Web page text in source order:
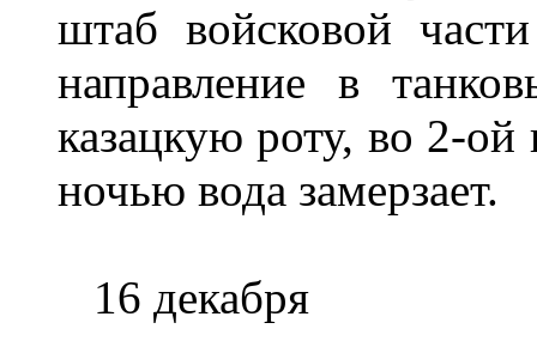
штаб войсковой
направление в
казацкую роту, во 2-
ночью вода замерзает.
16 декабря